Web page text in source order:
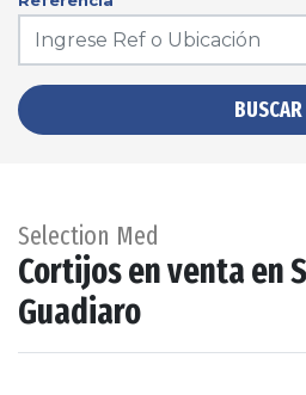
BUSCAR
Selection Med
Cortijos en venta en
Guadiaro